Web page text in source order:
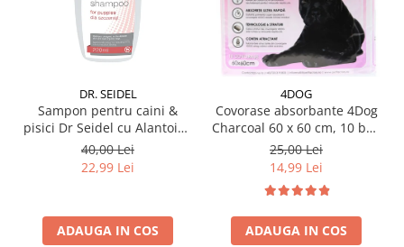
DR. SEIDEL
Sampon pentru caini &
pisici Dr Seidel cu Alantoina
220 ml
40,00 Lei
22,99 Lei
ADAUGA IN COS
4DOG
Covorase absorbante 4Dog
Charcoal 60 x 60 cm, 10 buc
/ pachet
25,00 Lei
14,99 Lei
ADAUGA IN COS